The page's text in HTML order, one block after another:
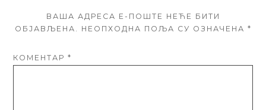
ВАША АДРЕСА Е-ПОШТЕ НЕЋЕ БИТИ
ОБЈАВЉЕНА. НЕОПХОДНА ПОЉА СУ ОЗНАЧЕНА *
КОМЕНТАР*